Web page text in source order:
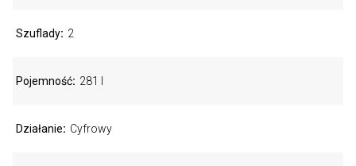
Szuflady 2
Pojemność 281 l
Działanie Cyfrowy